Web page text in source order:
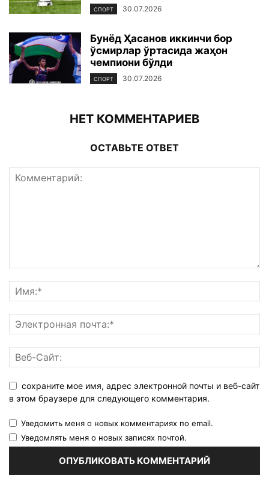
СПОРТ 30.07.2026
Бунёд Ҳасанов иккинчи бор
ўсмирлар ўртасида жаҳон
чемпиони бўлди
СПОРТ 30.07.2026
НЕТ КОММЕНТАРИЕВ
ОСТАВЬТЕ ОТВЕТ
сохраните мое имя, адрес электронной почты и веб-сайт
в этом браузере для следующего комментария.
Уведомить меня о новых комментариях по email.
Уведомлять меня о новых записях почтой.